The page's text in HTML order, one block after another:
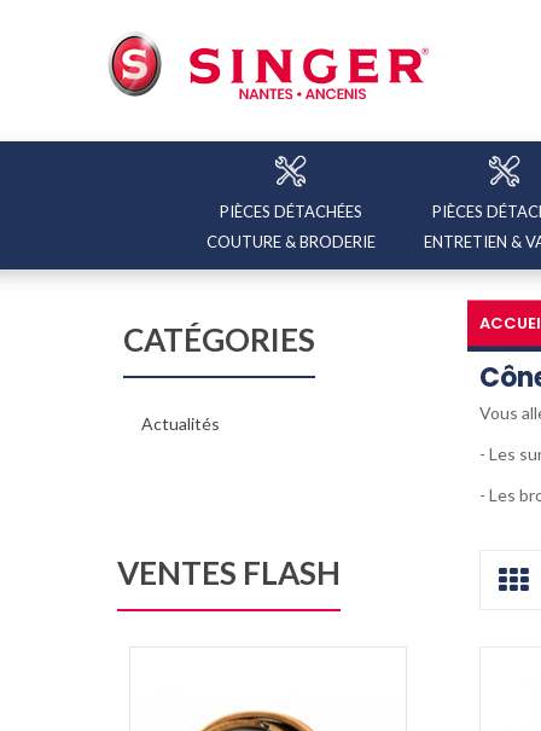
PIÈCES DÉTACHÉES
COUTURE & BRODERIE
PIÈCES
ENTRETIEN &
CATÉGORIES
Actualités
VENTES FLASH
Vous
- Les
- Les